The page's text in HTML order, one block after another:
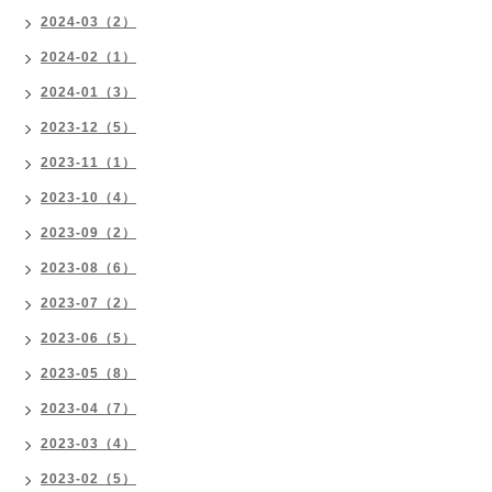
2024-03（2）
2024-02（1）
2024-01（3）
2023-12（5）
2023-11（1）
2023-10（4）
2023-09（2）
2023-08（6）
2023-07（2）
2023-06（5）
2023-05（8）
2023-04（7）
2023-03（4）
2023-02（5）